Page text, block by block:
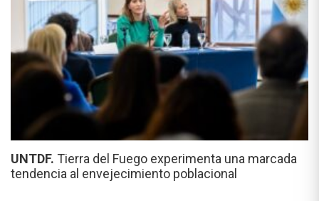
UNTDF. Tierra del Fuego experimenta una marcada
tendencia al envejecimiento poblacional